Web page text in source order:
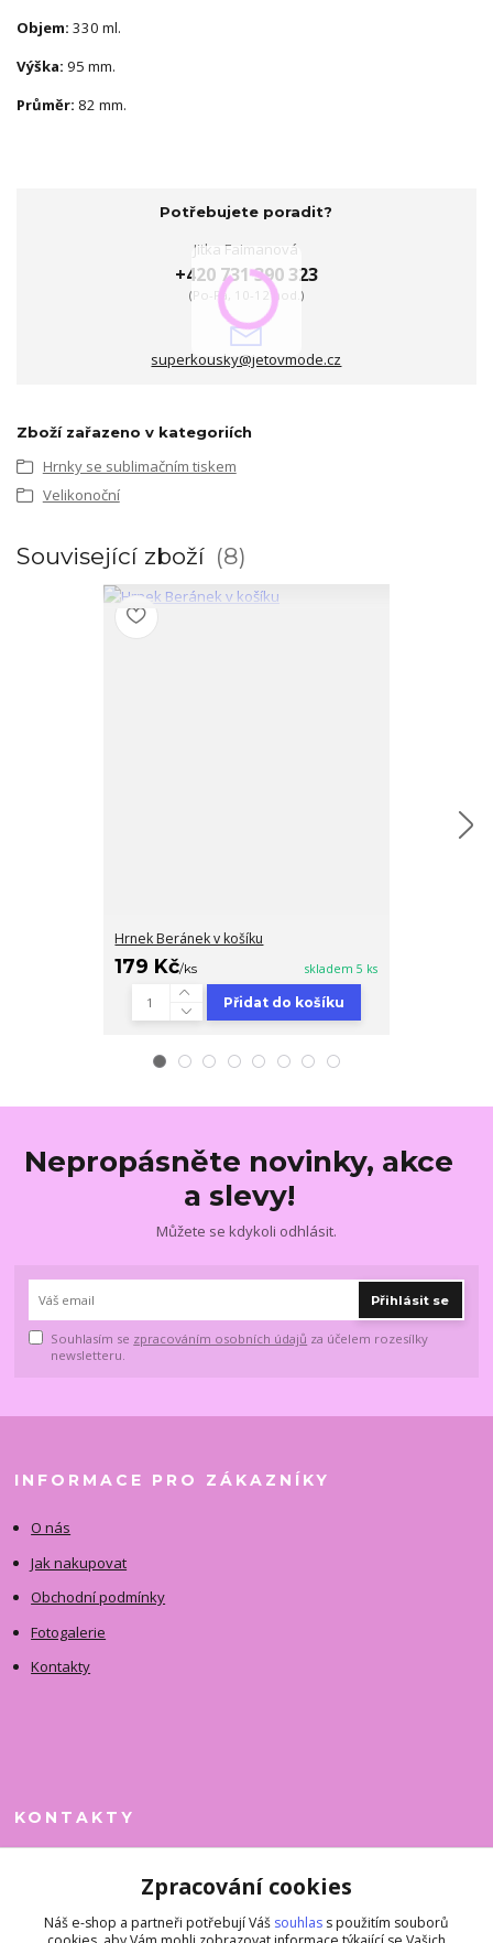
Objem: 330 ml.
Výška: 95 mm.
Průměr: 82 mm.
Potřebujete poradit?
Jitka Faimanová
+420 731 390 323
(Po-Pá, 10-12 hod.)
superkousky@jetovmode.cz
Zboží zařazeno v kategoriích
Hrnky se sublimačním tiskem
Velikonoční
Související zboží 8
Hrnek Beránek v košíku
179 Kč/ks skladem 5 ks
Přidat do košíku
Nepropásněte novinky, akce
a slevy!
Můžete se kdykoli odhlásit.
Přihlásit se
Souhlasím se zpracováním osobních údajů za účelem rozesílky
newsletteru.
INFORMACE PRO ZÁKAZNÍKY
O nás
Jak nakupovat
Obchodní podmínky
Fotogalerie
Kontakty
KONTAKTY
+420 731 390 323Zpracování cookies
Náš e-shop a partneři potřebují Váš souhlas s použitím souborů